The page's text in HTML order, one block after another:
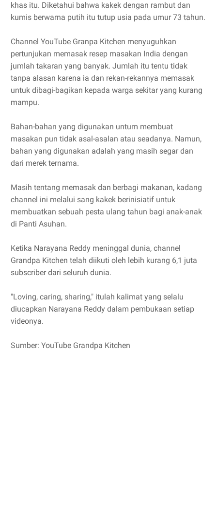
khas itu. Diketahui bahwa kakek dengan rambut dan
kumis berwarna putih itu tutup usia pada umur 73 tahun.
Channel YouTube Granpa Kitchen menyuguhkan
pertunjukan memasak resep masakan India dengan
jumlah takaran yang banyak. Jumlah itu tentu tidak
tanpa alasan karena ia dan rekan-rekannya memasak
untuk dibagi-bagikan kepada warga sekitar yang kurang
mampu.
Bahan-bahan yang digunakan untum membuat
masakan pun tidak asal-asalan atau seadanya. Namun,
bahan yang digunakan adalah yang masih segar dan
dari merek ternama.
Masih tentang memasak dan berbagi makanan, kadang
channel ini melalui sang kakek berinisiatif untuk
membuatkan sebuah pesta ulang tahun bagi anak-anak
di Panti Asuhan.
Ketika Narayana Reddy meninggal dunia, channel
Grandpa Kitchen telah diikuti oleh lebih kurang 6,1 juta
subscriber dari seluruh dunia.
"Loving, caring, sharing," itulah kalimat yang selalu
diucapkan Narayana Reddy dalam pembukaan setiap
videonya.
Sumber: YouTube Grandpa Kitchen